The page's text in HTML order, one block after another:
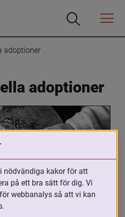
Öppna
Öppna
Menyn
adoptioner
adoptioner
arbetar med
nödvändiga kakor för att
på ett bra sätt för dig. Vi
webbanalys så att vi kan